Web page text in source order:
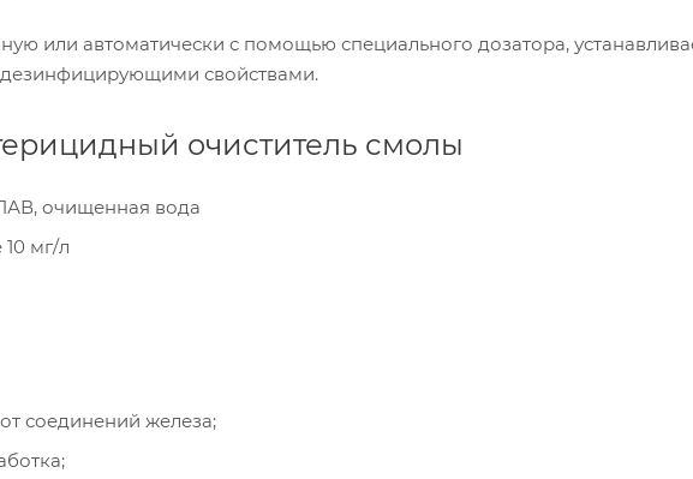
или автоматически с помощью специального дозатора,
свойствами.
очиститель смолы
очищенная вода
мг/л
соединений железа;